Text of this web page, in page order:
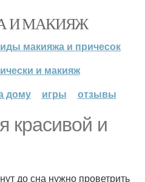
И МАКИЯЖ
макияжа и причесок
и макияж
дому
игры отзывы
красивой и
до сна нужно проветрить